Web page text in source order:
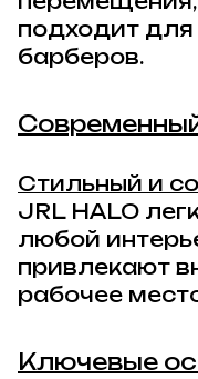
подходит для
барберов.
Стильный и
JRL HALO
любой
привлекают
рабочее
Ключевые